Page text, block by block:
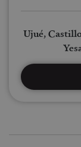
Ujué,